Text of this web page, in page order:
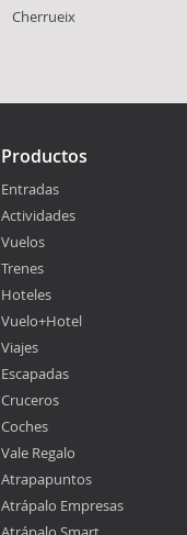
Cherrueix
Productos
Entradas
Actividades
Vuelos
Trenes
Hoteles
Vuelo+Hotel
Viajes
Escapadas
Cruceros
Coches
Vale Regalo
Atrapapuntos
Atrápalo Empresas